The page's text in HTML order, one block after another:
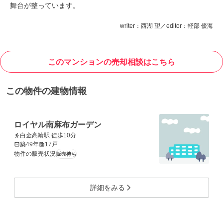
舞台が整っています。
writer：西湖 望／editor：軽部 優海
このマンションの売却相談はこちら
この物件の建物情報
ロイヤル南麻布ガーデン
白金高輪駅 徒歩10分
築49年
17戸
物件の販売状況販売待ち
詳細をみる